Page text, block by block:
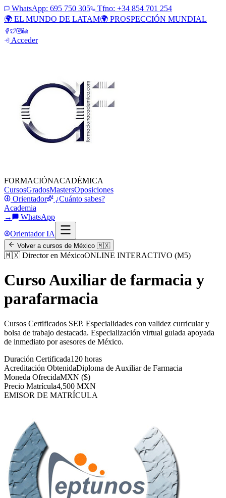
WhatsApp: 695 750 305
Tfno: +34 854 701 254
🌍 EL MUNDO DE LATAM🌍 PROSPECCIÓN MUNDIAL
Acceder
FORMACIÓNACADÉMICA
CursosGradosMastersOposiciones
Orientador
¿Cuánto sabes?
Academia
→
WhatsApp
Orientador IA
Volver a cursos de México 🇲🇽
🇲🇽 Director en MéxicoONLINE INTERACTIVO (M5)
Curso Auxiliar de farmacia y
parafarmacia
Cursos Certificados SEP. Especialidades con validez curricular y
bolsa de trabajo destacada. Especialización virtual guiada apoyada
de inmediato por asesores de México.
Duración Certificada120 horas
Acreditación ObtenidaDiploma de Auxiliar de Farmacia
Moneda OfrecidaMXN ($)
Precio Matrícula4,500 MXN
EMISOR DE MATRÍCULA